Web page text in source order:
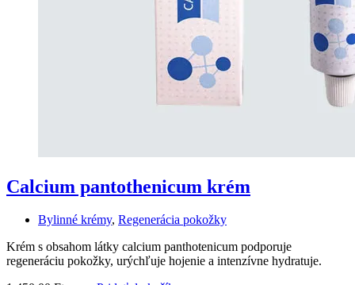
Calcium pantothenicum krém
Bylinné krémy, Regenerácia pokožky
Krém s obsahom látky calcium panthotenicum podporuje
regeneráciu pokožky, urýchľuje hojenie a intenzívne hydratuje.